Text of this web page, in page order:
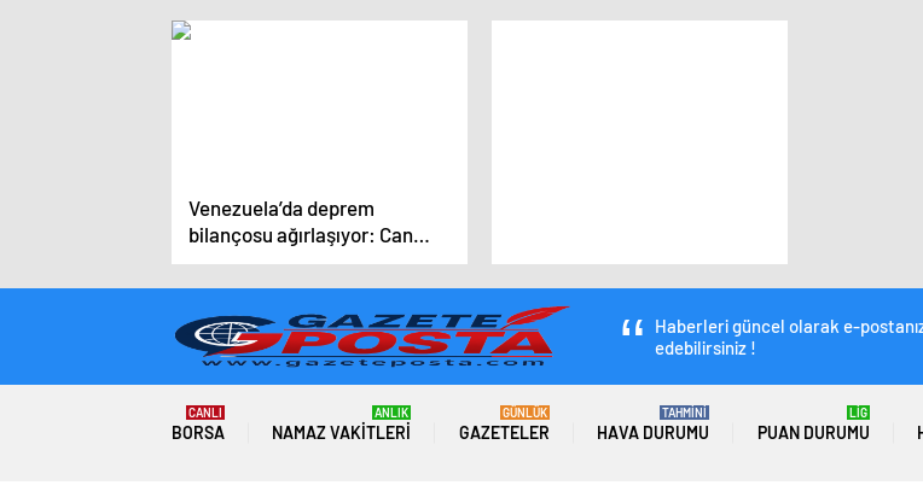
Venezuela’da deprem
bilançosu ağırlaşıyor: Can
kaybı 4 bin 734’e yükseldi
Haberleri güncel olarak e-
edebilirsiniz !
BORSA
CANLI
NAMAZ VAKITLERI
ANLIK
GAZETELER
GÜNLÜK
HAVA DURUMU
TAHMİNİ
PUAN DURUMU
LİG